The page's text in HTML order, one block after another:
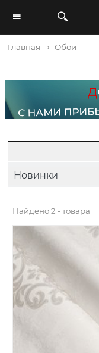
Главная Обои
Новинки
Найдено2 - товара